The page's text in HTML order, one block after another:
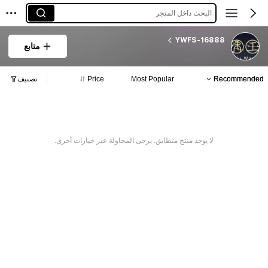
البحث داخل المتجر
YWFS-16888
متابع
Recommended
Most Popular
Price تصنيف
لا يوجد منتج متطابق. يرجى المحاولة عبر خيارات أخرى.